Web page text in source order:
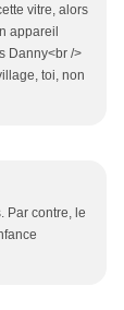
vitre, alors
appareil
Danny<br />
toi, non
Par contre, le